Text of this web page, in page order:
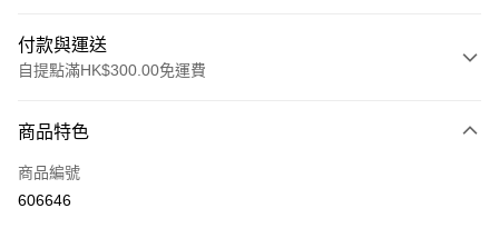
付款與運送
自提點滿HK$300.00免運費
信用卡
Apple Pay
商品特色
商品編號
606646